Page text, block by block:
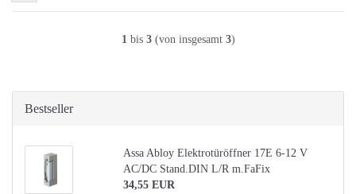
1bis 3(von insgesamt 3)
Bestseller
Assa Abloy Elektrotüröffner 17E 6-12 V
AC/DC Stand.DIN L/R m.FaFix
34,55 EUR